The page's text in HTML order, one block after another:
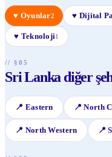
♥ Oyunlar2 ♥ Dijital
♥ Teknoloji1
// §05
Sri Lanka diğer
📍 Eastern 📍North
📍 North Western 📍